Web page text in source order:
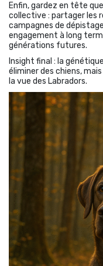
Enfin, gardez en tête
collective : partager les
campagnes de
engagement à long
générations futures.
Insight final : la
éliminer des chiens,
la vue des Labradors.